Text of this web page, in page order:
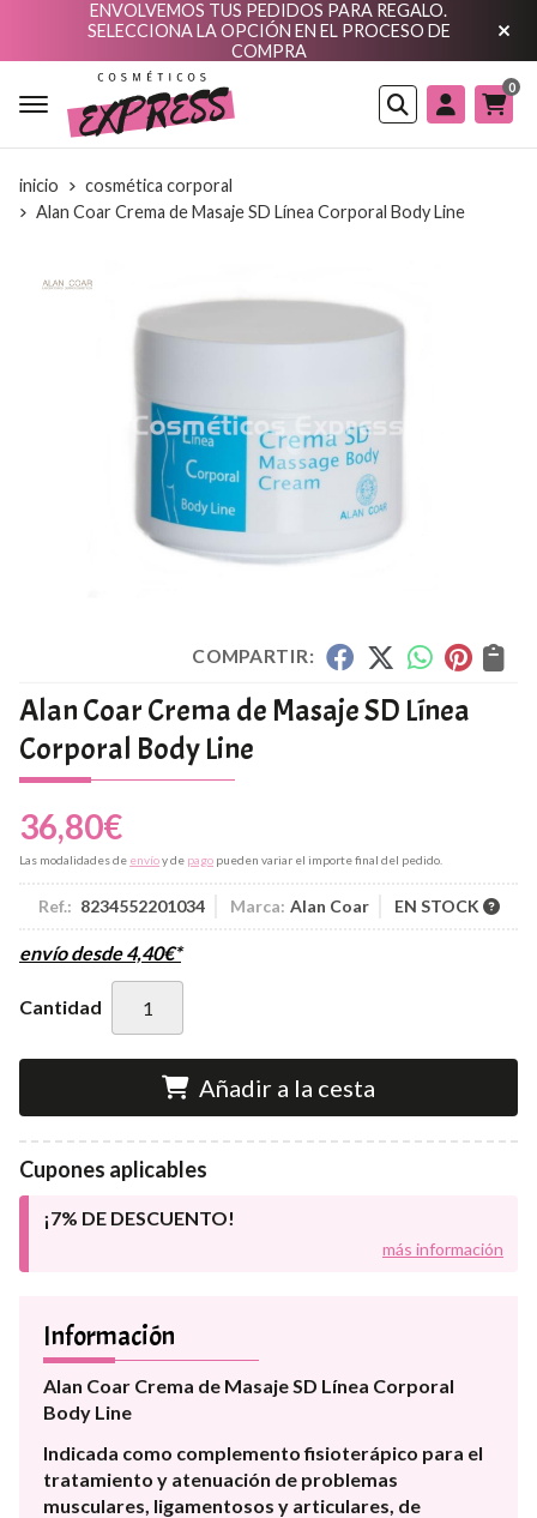
ENVOLVEMOS TUS PEDIDOS PARA REGALO.
SELECCIONA LA OPCIÓN EN EL PROCESO DE
COMPRA
Buscar
0
inicio
cosmética corporal
Alan Coar Crema de Masaje SD Línea Corporal Body Line
COMPARTIR:
Alan Coar Crema de Masaje SD Línea
Corporal Body Line
36,80€
Las modalidades de envíoy de pago pueden variar el importe final del pedido.
Ref.: 8234552201034 Marca: Alan Coar EN STOCK
envío desde4,40€*
Cantidad
Añadir a la cesta
Cupones aplicables
¡7% DE DESCUENTO!
más información
Información
Alan Coar Crema de Masaje SD Línea Corporal
Body Line
Indicada como complemento fisioterápico para el
tratamiento y atenuación de problemas
musculares, ligamentosos y articulares, de